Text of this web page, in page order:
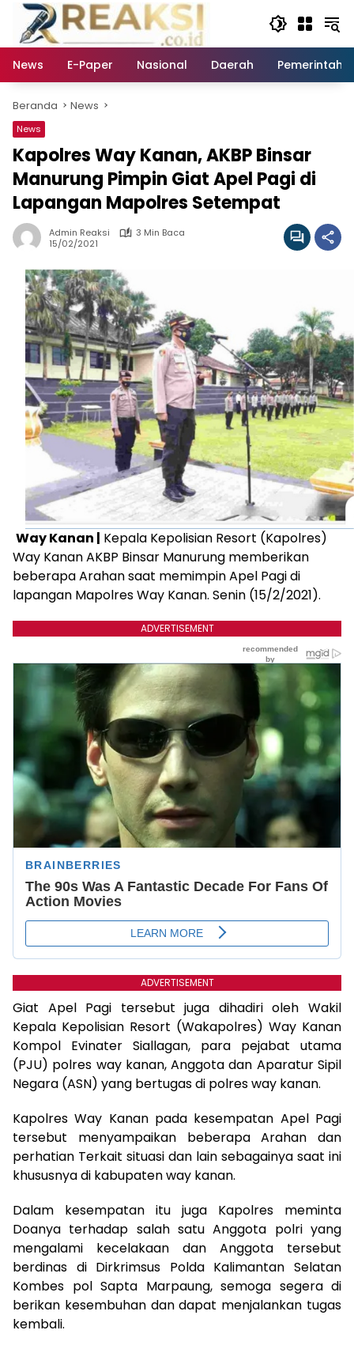
Langsung
konten
News
E-Paper Nasional Daerah
Beranda News
News
Kapolres Way Kanan, AKBP Binsar
Manurung Pimpin Giat Apel Pagi di
Lapangan Mapolres Setempat
Admin Reaksi
3 Min Baca
15/02/2021
Way Kanan | Kepala Kepolisian Resort (Kapolres)
Way Kanan AKBP Binsar Manurung memberikan
beberapa Arahan saat memimpin Apel Pagi di
lapangan Mapolres Way Kanan. Senin (15/2/2021).
ADVERTISEMENT
ADVERTISEMENT
Giat Apel Pagi tersebut juga dihadiri oleh Wakil
Kepala Kepolisian Resort (Wakapolres) Way Kanan
Kompol Evinater Siallagan, para pejabat utama
(PJU) polres way kanan, Anggota dan Aparatur Sipil
Negara (ASN) yang bertugas di polres way kanan.
Kapolres Way Kanan pada kesempatan Apel Pagi
tersebut menyampaikan beberapa Arahan dan
perhatian Terkait situasi dan lain sebagainya saat ini
khususnya di kabupaten way kanan.
Dalam kesempatan itu juga Kapolres meminta
Doanya terhadap salah satu Anggota polri yang
mengalami kecelakaan dan Anggota tersebut
berdinas di Dirkrimsus Polda Kalimantan Selatan
Kombes pol Sapta Marpaung, semoga segera di
berikan kesembuhan dan dapat menjalankan tugas
kembali.